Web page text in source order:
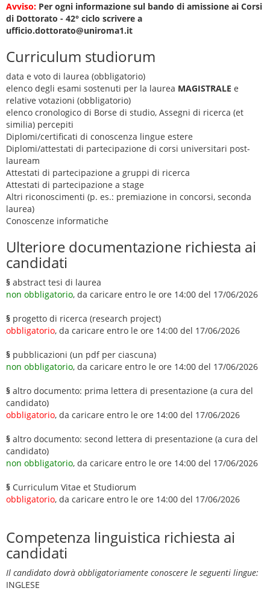
Avviso: Per ogni informazione sul bando di amissione ai Corsi
di Dottorato - 42° ciclo scrivere a
ufficio.dottorato@uniroma1.it
Curriculum studiorum
data e voto di laurea (obbligatorio)
elenco degli esami sostenuti per la laurea MAGISTRALE e
relative votazioni (obbligatorio)
elenco cronologico di Borse di studio, Assegni di ricerca (et
similia) percepiti
Diplomi/certificati di conoscenza lingue estere
Diplomi/attestati di partecipazione di corsi universitari post-
lauream
Attestati di partecipazione a gruppi di ricerca
Attestati di partecipazione a stage
Altri riconoscimenti (p. es.: premiazione in concorsi, seconda
laurea)
Conoscenze informatiche
Ulteriore documentazione richiesta ai
candidati
§ abstract tesi di laurea
non obbligatorio, da caricare entro le ore 14:00 del 17/06/2026
§ progetto di ricerca (research project)
obbligatorio, da caricare entro le ore 14:00 del 17/06/2026
§ pubblicazioni (un pdf per ciascuna)
non obbligatorio, da caricare entro le ore 14:00 del 17/06/2026
§ altro documento: prima lettera di presentazione (a cura del
candidato)
obbligatorio, da caricare entro le ore 14:00 del 17/06/2026
§ altro documento: second lettera di presentazione (a cura del
candidato)
non obbligatorio, da caricare entro le ore 14:00 del 17/06/2026
§ Curriculum Vitae et Studiorum
obbligatorio, da caricare entro le ore 14:00 del 17/06/2026
Competenza linguistica richiesta ai
candidati
Il candidato dovrà obbligatoriamente conoscere le seguenti lingue:
INGLESE